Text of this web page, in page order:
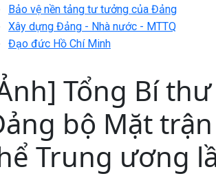
Bảo vệ nền tảng tư tưởng của Đảng
Xây dựng Đảng - Nhà nước - MTTQ
Đạo đức Hồ Chí Minh
Tổng Bí
bộ Mặt trận
Trung ương